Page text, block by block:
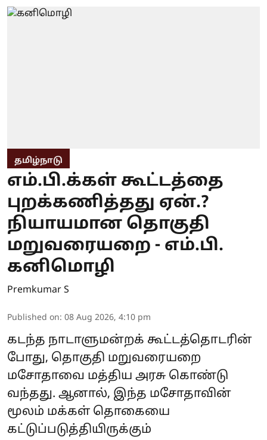
தமிழ்நாடு
எம்.பி.க்கள் கூட்டத்தை
புறக்கணித்தது ஏன்.?
நியாயமான தொகுதி
மறுவரையறை - எம்.பி.
கனிமொழி
Premkumar S
Published on: 08 Aug 2026, 4:10 pm
கடந்த நாடாளுமன்றக் கூட்டத்தொடரின்
போது, தொகுதி மறுவரையறை
மசோதாவை மத்திய அரசு கொண்டு
வந்தது. ஆனால், இந்த மசோதாவின்
மூலம் மக்கள் தொகையை
கட்டுப்படுத்தியிருக்கும்